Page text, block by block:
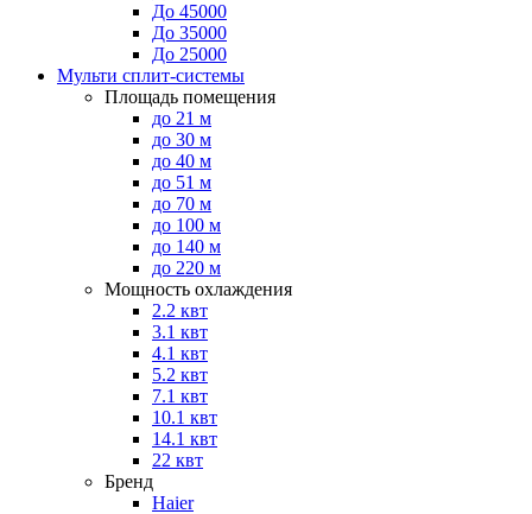
До 45000
До 35000
До 25000
Мульти сплит-системы
Площадь помещения
до 21 м
до 30 м
до 40 м
до 51 м
до 70 м
до 100 м
до 140 м
до 220 м
Мощность охлаждения
2.2 квт
3.1 квт
4.1 квт
5.2 квт
7.1 квт
10.1 квт
14.1 квт
22 квт
Бренд
Haier